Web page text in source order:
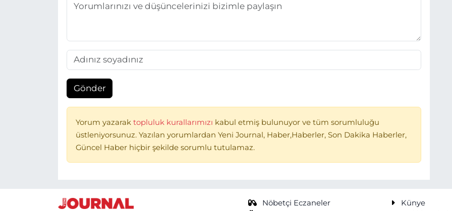
Gönder
Yorum yazarak topluluk kurallarımızı kabul etmiş bulunuyor ve tüm sorumluluğu
üstleniyorsunuz. Yazılan yorumlardan Yeni Journal, Haber,Haberler, Son Dakika Haberler,
Güncel Haber hiçbir şekilde sorumlu tutulamaz.
Nöbetçi Eczaneler
Künye